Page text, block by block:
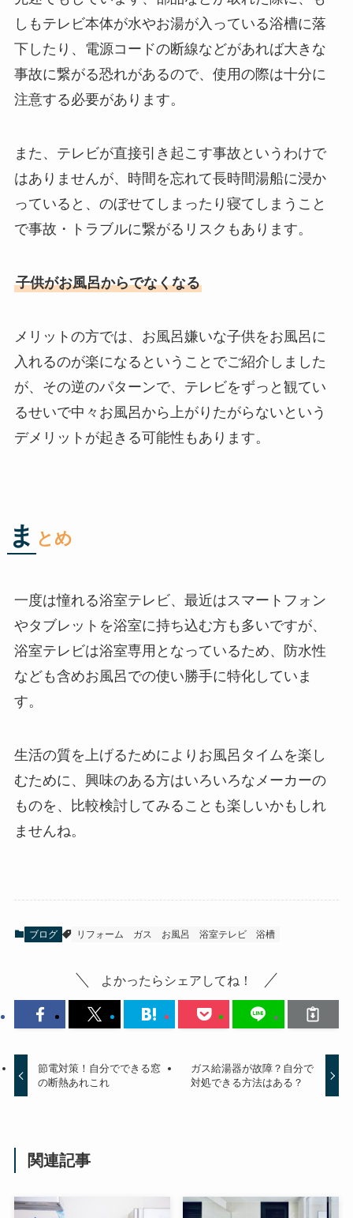
しもテレビ本体が水やお湯が入っている浴槽に落
下したり、電源コードの断線などがあれば大きな
事故に繋がる恐れがあるので、使用の際は十分に
注意する必要があります。
また、テレビが直接引き起こす事故というわけで
はありませんが、時間を忘れて長時間湯船に浸か
っていると、のぼせてしまったり寝てしまうこと
で事故・トラブルに繋がるリスクもあります。
子供がお風呂からでなくなる
メリットの方では、お風呂嫌いな子供をお風呂に
入れるのが楽になるということでご紹介しました
が、その逆のパターンで、テレビをずっと観てい
るせいで中々お風呂から上がりたがらないという
デメリットが起きる可能性もあります。
ま とめ
一度は憧れる浴室テレビ、最近はスマートフォン
やタブレットを浴室に持ち込む方も多いですが、
浴室テレビは浴室専用となっているため、防水性
なども含めお風呂での使い勝手に特化していま
す。
生活の質を上げるためによりお風呂タイムを楽し
むために、興味のある方はいろいろなメーカーの
ものを、比較検討してみることも楽しいかもしれ
ませんね。
ブログ リフォーム ガス お風呂 浴室テレビ 浴槽
よかったらシェアしてね！
節電対策！自分でできる窓
の断熱あれこれ
ガス給湯器が故障？自分で
対処できる方法はある？
関連記事